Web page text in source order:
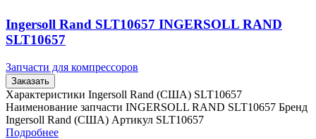
Ingersoll Rand SLT10657 INGERSOLL RAND
SLT10657
Запчасти для компрессоров
Заказать
Характеристики Ingersoll Rand (США) SLT10657
Наименование запчасти INGERSOLL RAND SLT10657 Бренд
Ingersoll Rand (США) Артикул SLT10657
Подробнее